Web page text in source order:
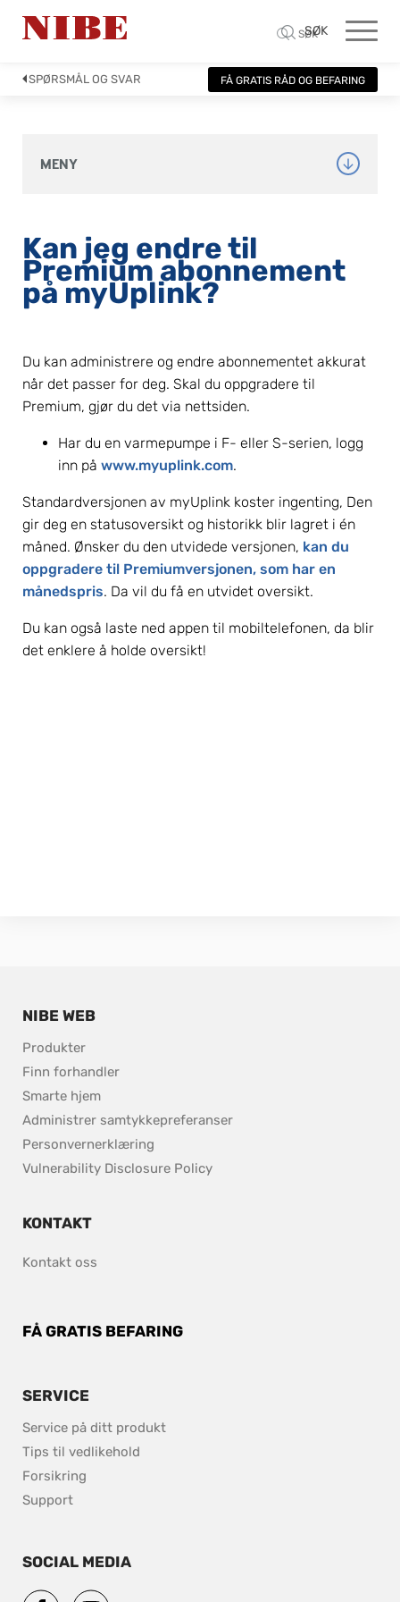
SØK
SØK
SPØRSMÅL OG SVAR FÅ GRATIS RÅD OG BEFARING
MENY
Kan jeg endre til
Premium abonnement
på myUplink?
Du kan administrere og endre abonnementet akkurat
når det passer for deg. Skal du oppgradere til
Premium, gjør du det via nettsiden.
Har du en varmepumpe i F- eller S-serien, logg
inn på www.myuplink.com.
Standardversjonen av myUplink koster ingenting, Den
gir deg en statusoversikt og historikk blir lagret i én
måned. Ønsker du den utvidede versjonen, kan du
oppgradere til Premiumversjonen, som har en
månedspris. Da vil du få en utvidet oversikt.
Du kan også laste ned appen til mobiltelefonen, da blir
det enklere å holde oversikt!
NIBE WEB
Produkter
Finn forhandler
Smarte hjem
Administrer samtykkepreferanser
Personvernerklæring
Vulnerability Disclosure Policypdf, 153.9 kB.
KONTAKT
Kontakt oss
FÅ GRATIS BEFARING
SERVICE
Service på ditt produkt
Tips til vedlikehold
Forsikring
Support
SOCIAL MEDIA